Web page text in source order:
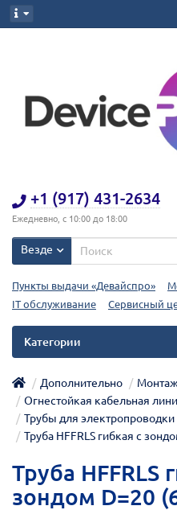
+1 (917) 431-2634
Ежедневно, с 10:00 до 18:00
Везде
Пункты выдачи «Девайспро»
IT обслуживание
Сервисный
Категории
Дополнительно
Огнестойкая кабельная
Трубы для электропроводки
Труба HFFRLS гибкая с
Труба HFFRLS
зондом D=20